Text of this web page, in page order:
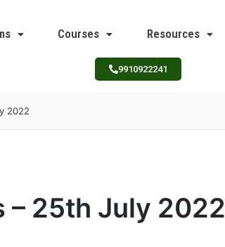
Courses Resources
9910922241
2022
– 25th July 2022